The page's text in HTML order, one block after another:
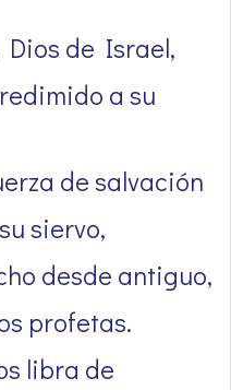
Dios de Israel,
a su
de salvación
siervo,
desde antiguo,
profetas.
libra de